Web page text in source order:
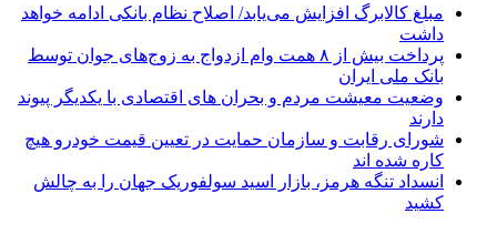
مبلغ کالابرگ افزایش می‌یابد/ اصلاح نظام بانکی ادامه خواهد
داشت
پرداخت بیش از ۸ همت وام ازدواج به زوج‌های جوان توسط
بانک ملی ایران
وضعیت معیشت مردم و بحران های اقتصادی با یکدیگر پیوند
دارند
شورای رقابت و سازمان حمایت در تعیین قیمت خودرو هیچ
کاره شده اند
انسداد تنگه هرمز، بازار اسید سولفوریک جهان را به چالش
کشید